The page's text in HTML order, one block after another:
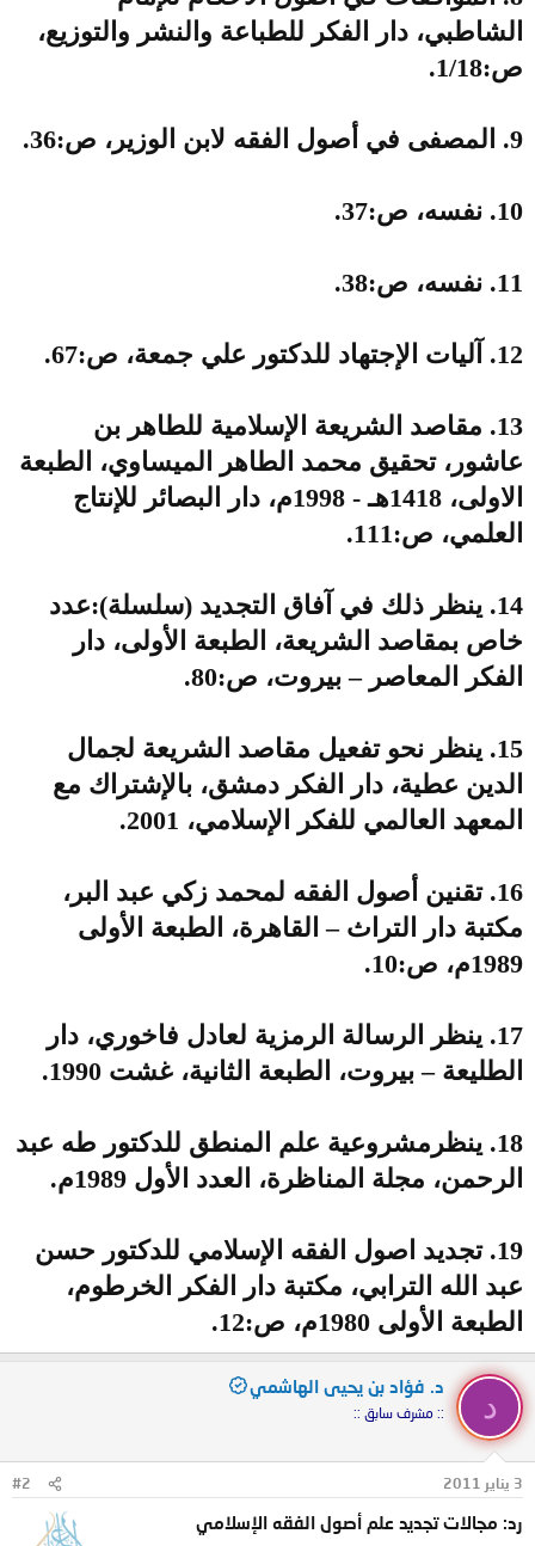
الشاطبي، دار الفكر للطباعة والنشر والتوزيع،
ص:1/18.
9. المصفى في أصول الفقه لابن الوزير، ص:36.
10. نفسه، ص:37.
11. نفسه، ص:38.
12. آليات الإجتهاد للدكتور علي جمعة، ص:67.
13. مقاصد الشريعة الإسلامية للطاهر بن
عاشور، تحقيق محمد الطاهر الميساوي، الطبعة
الاولى، 1418هـ - 1998م، دار البصائر للإنتاج
العلمي، ص:111.
14. ينظر ذلك في آفاق التجديد (سلسلة):عدد
خاص بمقاصد الشريعة، الطبعة الأولى، دار
الفكر المعاصر – بيروت، ص:80.
15. ينظر نحو تفعيل مقاصد الشريعة لجمال
الدين عطية، دار الفكر دمشق، بالإشتراك مع
المعهد العالمي للفكر الإسلامي، 2001.
16. تقنين أصول الفقه لمحمد زكي عبد البر،
مكتبة دار التراث – القاهرة، الطبعة الأولى
1989م، ص:10.
17. ينظر الرسالة الرمزية لعادل فاخوري، دار
الطليعة – بيروت، الطبعة الثانية، غشت 1990.
18. ينظرمشروعية علم المنطق للدكتور طه عبد
الرحمن، مجلة المناظرة، العدد الأول 1989م.
19. تجديد اصول الفقه الإسلامي للدكتور حسن
عبد الله الترابي، مكتبة دار الفكر الخرطوم،
الطبعة الأولى 1980م، ص:12.
د
د. فؤاد بن يحيى الهاشمي
:: مشرف سابق ::
3 يناير 2011 #2
رد: مجالات تجديد علم أصول الفقه الإسلامي